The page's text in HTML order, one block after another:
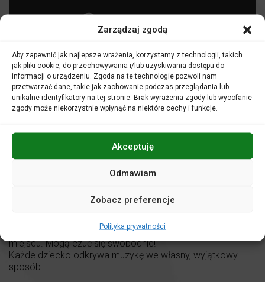
Zarządzaj zgodą
Aby zapewnić jak najlepsze wrażenia, korzystamy z technologii, takich
jak pliki cookie, do przechowywania i/lub uzyskiwania dostępu do
informacji o urządzeniu. Zgoda na te technologie pozwoli nam
przetwarzać dane, takie jak zachowanie podczas przeglądania lub
unikalne identyfikatory na tej stronie. Brak wyrażenia zgody lub wycofanie
zgody może niekorzystnie wpłynąć na niektóre cechy i funkcje.
Akceptuję
Odmawiam
Zobacz preferencje
Polityka prywatności
CO WYRÓŻNIA Power of Melody ?
ZAŁOŻENIA
Program zajęć opiera się na założeniu, iż wszystkie dzieci
są uzdolnione muzycznie. Poprzez realne doświadczenia
muzykowania, a nie tylko wiedzę o muzyce, program
biernego percypowania go. Kluczowy dla założeń
programu jest fakt, iż małe dzieci uczą się najskuteczniej,
naśladując swoje najpotężniejsze autorytety, jakimi są
rodzice czy opiekunowie. To właśnie oni pokazują im jak
Nie oczekujemy, że dzieci podczas zajęć będą siedzieć w
miejscu. Mogą czuć się swobodnie!
Każde dziecko odkrywa muzykę we własny, wyjątkowy
sposób.